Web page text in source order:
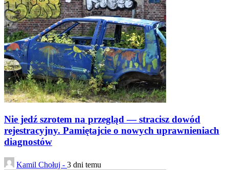
Nie jedź szrotem na przegląd — stracisz dowód
rejestracyjny. Pamiętajcie o nowych uprawnieniach
diagnostów
Kamil Chołuj - 3 dni temu